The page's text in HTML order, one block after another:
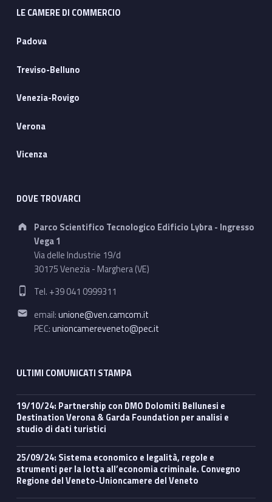
LE CAMERE DI COMMERCIO
Padova
Treviso-Belluno
Venezia-Rovigo
Verona
Vicenza
DOVE TROVARCI
Address:
Parco Scientifico Tecnologico Edificio Lybra - Ingresso
Vega 1
Via delle Industrie 19/d
30175 Venezia - Marghera (VE)
Phone number:
Tel. +39 041 0999311
Email address:
email:unione@ven.camcom.it
PEC:unioncamereveneto@pec.it
ULTIMI COMUNICATI STAMPA
19/10/24: Partnership con DMO Dolomiti Bellunesi e
Destination Verona & Garda Foundation per analisi e
studio di dati turistici
25/09/24: Sistema economico e legalità, regole e
strumenti per la lotta all’economia criminale. Convegno
Regione del Veneto-Unioncamere del Veneto